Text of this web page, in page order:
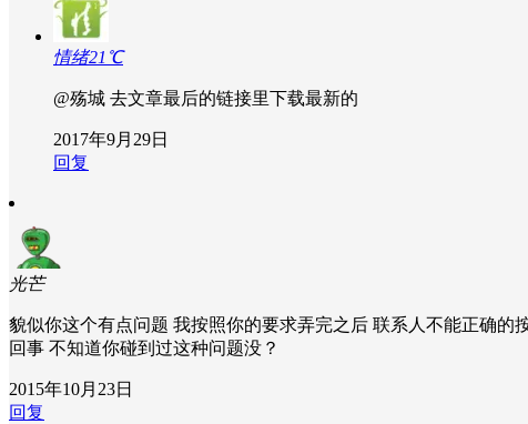
情绪21℃
@殇城 去文章最后的链接里下载最新的
2017年9月29日
回复
光芒
貌似你这个有点问题 我按照你的要求弄完之后 联系人不能正确
回事 不知道你碰到过这种问题没？
2015年10月23日
回复